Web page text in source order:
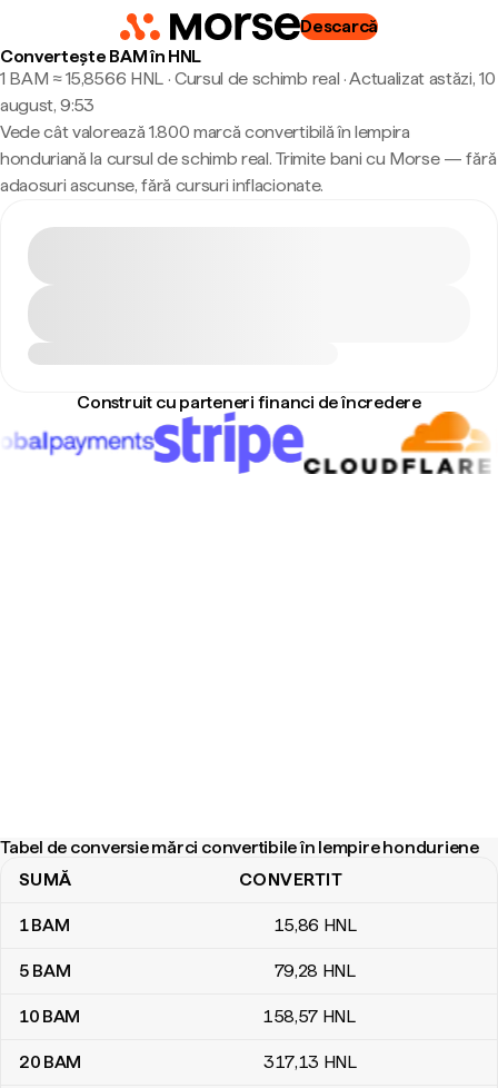
Descarcă
Convertește BAM în HNL
1 BAM ≈ 15,8566 HNL · Cursul de schimb real ·Actualizat astăzi, 10
august, 9:53
Vede cât valorează 1.800 marcă convertibilă în lempira
honduriană la cursul de schimb real. Trimite bani cu Morse — fără
adaosuri ascunse, fără cursuri inflacionate.
Construit cu parteneri financi de încredere
Tabel de conversie mărci convertibile în lempire honduriene
Tabel de conversie mărci convertibile în lempire honduriene
SUMĂ CONVERTIT
1BAM 15,86 HNL
5 BAM 79,28 HNL
10 BAM 158,57 HNL
20 BAM 317,13 HNL